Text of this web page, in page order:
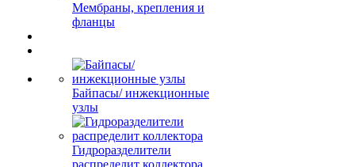
Мембраны, крепления и
фланцы
Байпасы/ инжекционные
узлы
Гидроразделители
распределит коллектора